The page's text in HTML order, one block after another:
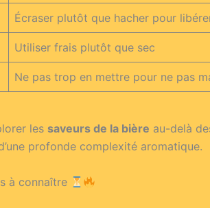
Écraser plutôt que hacher pour
Utiliser frais plutôt que sec
Ne pas trop en mettre pour ne pas
les saveurs de la bière au-delà
profonde complexité aromatique.
à connaître